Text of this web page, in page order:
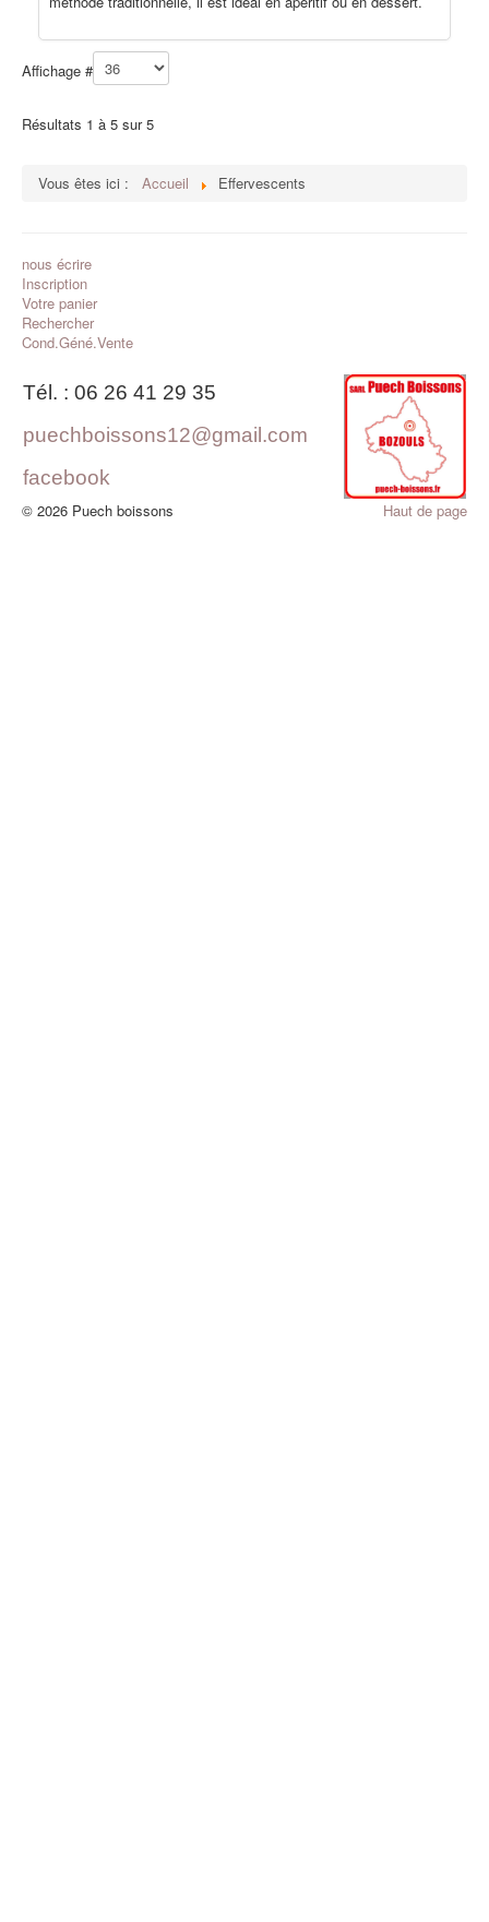
Affichage #
Résultats 1 à 5 sur 5
Vous êtes ici : Accueil Effervescents
nous écrire
Inscription
Votre panier
Rechercher
Cond.Géné.Vente
Tél. : 06 26 41 29 35
puechboissons12@gmail.com
facebook
Haut de page
© 2026 Puech boissons